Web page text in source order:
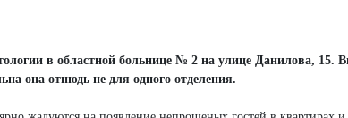
в областной больнице № 2 на улице Данилова, 15.
она отнюдь не для одного отделения.